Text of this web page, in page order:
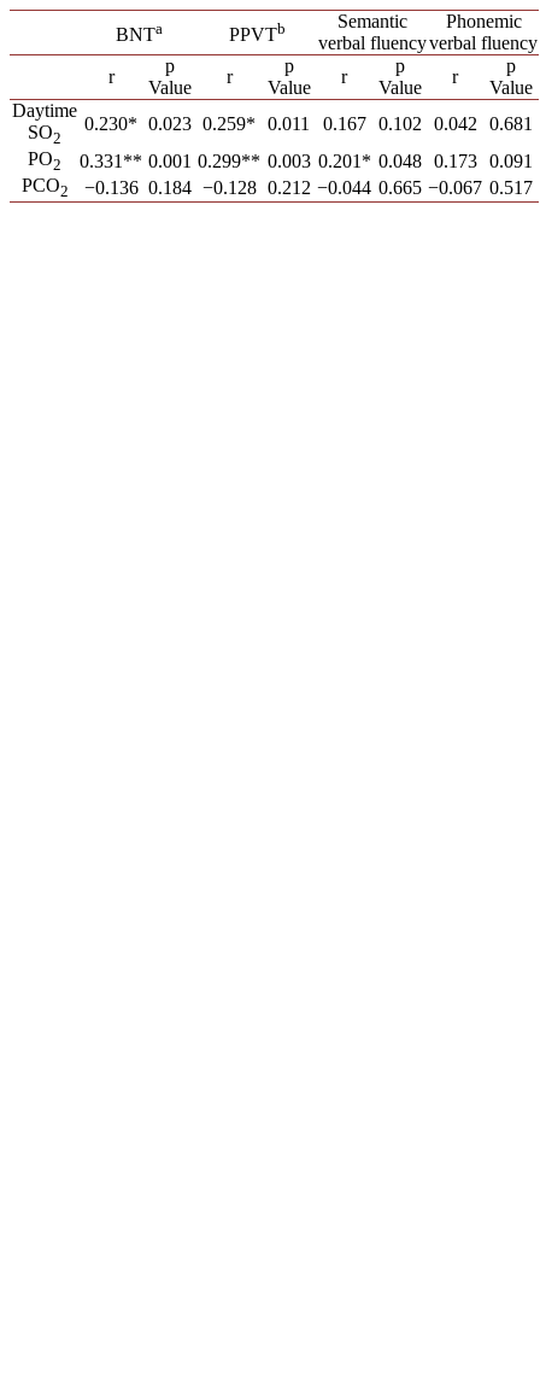
BNTa PPVTb
Semantic
verbal fluency
Phonemic
verbal fluency
r
p
Value
r
p
Value
r
p
Value
r
p
Value
Daytime
SO2
0.230* 0.023 0.259* 0.011 0.167 0.102 0.042
0.681
PO2 0.331** 0.001 0.299** 0.003 0.201* 0.048 0.173
0.091
PCO2 −0.136 0.184 −0.128 0.212 −0.044 0.665 −0.067 0.517